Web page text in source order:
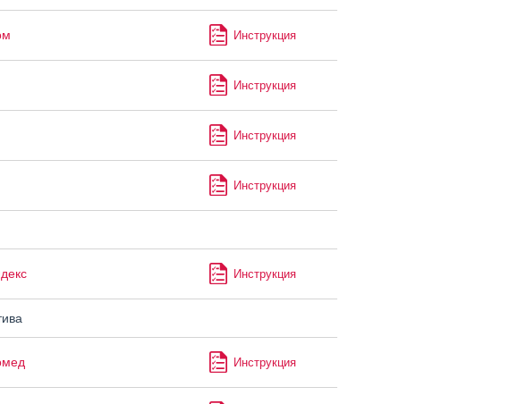
Инструкция
Инструкция
Инструкция
Инструкция
Инструкция
Инструкция